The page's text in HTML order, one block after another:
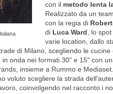
con il metodo lenta
Realizzato da un
con la regia di
di Luca Ward, lo
varie location, dallo
di Milano, scegliendo le cucine
onda nei formati 30" e 15" con
insieme a Rummo e
voluto scegliere la strada
coinvolgendo nel racconto i